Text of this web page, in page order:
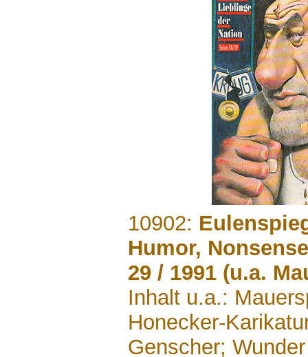
10902:
Humor,
29 / 1991 (u.a.
Inhalt u.a.:
Honecker-
Genscher;